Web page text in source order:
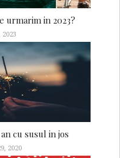
urmarim in 2023?
cu susul in jos
2020